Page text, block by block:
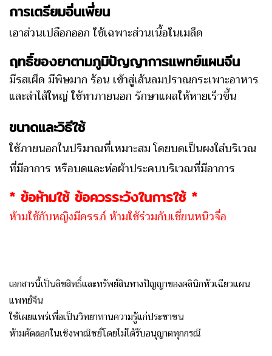
การเตรียมอิ่นเพี่ยน
เอาส่วนเปลือกออก ใช้เฉพาะส่วนเนื้อในเมล็ด
ฤทธิ์ของยาตามภูมิปัญญาการแพทย์แผนจีน
มีรสเผ็ด มีพิษมาก ร้อน เข้าสู่เส้นลมปราณกระเพาะอาหาร
และลำไส้ใหญ่ ใช้ทาภายนอก รักษาแผลให้หายเร็วขึ้น
ขนาดและวิธีใช้
ใช้ภายนอกในปริมาณที่เหมาะสม โดยบดเป็นผงใส่บริเวณ
ที่มีอาการ หรือบดและห่อผ้าประคบบริเวณที่มีอาการ
* ข้อห้ามใช้ ข้อควรระวังในการใช้ *
ห้ามใช้กับหญิงมีครรภ์ ห้ามใช้ร่วมกับเชี่ยนหนิวจื่อ
เอกสารนี้เป็นลิขสิทธิ์และทรัพย์สินทางปัญญาของคลินิกหัวเฉียวแผน
แพทย์จีน
ใช้เผยแพร่เพื่อเป็นวิทยาทานความรู้แก่ประชาชน
ห้ามคัดลอกในเชิงพาณิชย์โดยไม่ได้รับอนุญาตทุกกรณี